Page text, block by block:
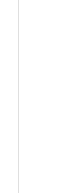
intressant läsning